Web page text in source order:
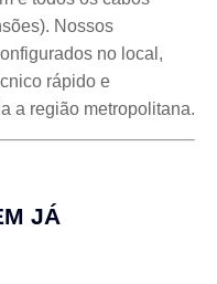
Nossos
no local,
rápido e
a região metropolitana.
JÁ